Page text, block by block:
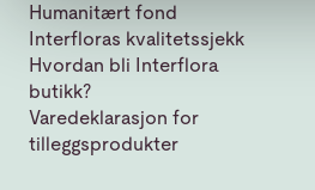
Humanitært fond
Interfloras kvalitetssjekk
Hvordan bli Interflora
butikk?
Varedeklarasjon for
tilleggsprodukter